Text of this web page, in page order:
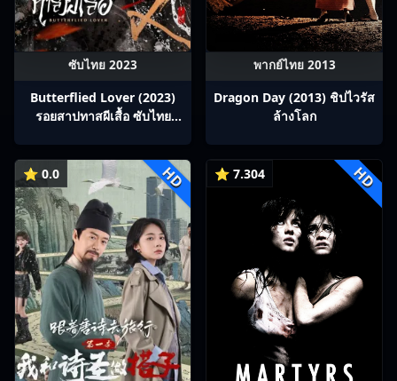
ซับไทย 2023
Butterflied Lover (2023)
รอยสาปทาสผีเสื้อ ซับไทย
พากย์ไทย 2013
Dragon Day (2013) ชิปไวรัส
ล้างโลก
⭐ 0.0 HD ⭐ 7.304 HD